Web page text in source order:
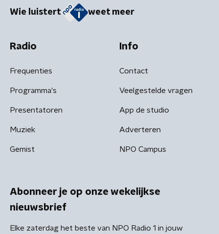
Wie luistert weet meer
Radio
Frequenties
Programma's
Presentatoren
Muziek
Gemist
Info
Contact
Veelgestelde vragen
App de studio
Adverteren
NPO Campus
Abonneer je op onze wekelijkse
nieuwsbrief
Elke zaterdag het beste van NPO Radio 1 in jouw